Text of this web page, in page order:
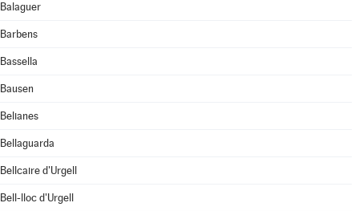
Balaguer
Barbens
Bassella
Bausen
Belianes
Bellaguarda
Bellcaire d'Urgell
Bell-lloc d'Urgell